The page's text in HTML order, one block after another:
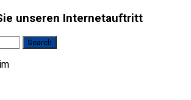
unseren Internetauftritt